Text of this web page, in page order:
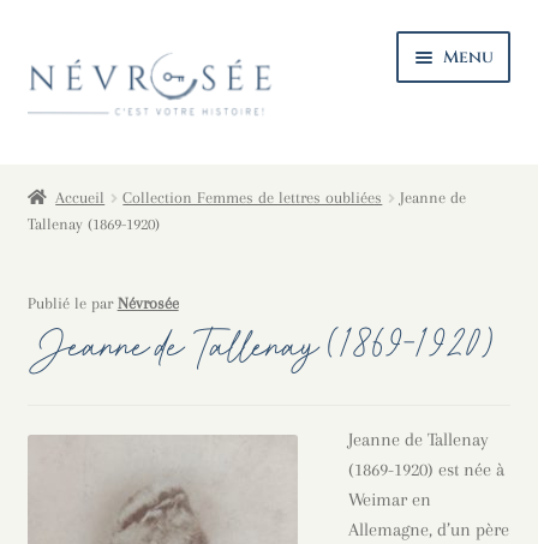
àau
Menu
Le catalogue
Coin lecture
menu
Infos pratiques
Accueil Collection Femmes de lettres oubliées
Jeanne de
Tallenay (1869-1920)
Publié le par Névrosée
Jeanne de Tallenay (1869-1920)
Jeanne de Tallenay
(1869-1920) est née à
Weimar en
Allemagne, d’un père